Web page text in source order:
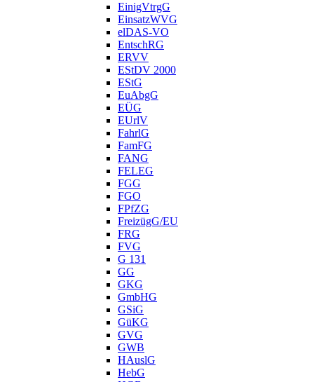
EinigVtrgG
EinsatzWVG
elDAS-VO
EntschRG
ERVV
EStDV 2000
EStG
EuAbgG
EÜG
EUrlV
FahrlG
FamFG
FANG
FELEG
FGG
FGO
FPfZG
FreizügG/EU
FRG
FVG
G 131
GG
GKG
GmbHG
GSiG
GüKG
GVG
GWB
HAuslG
HebG